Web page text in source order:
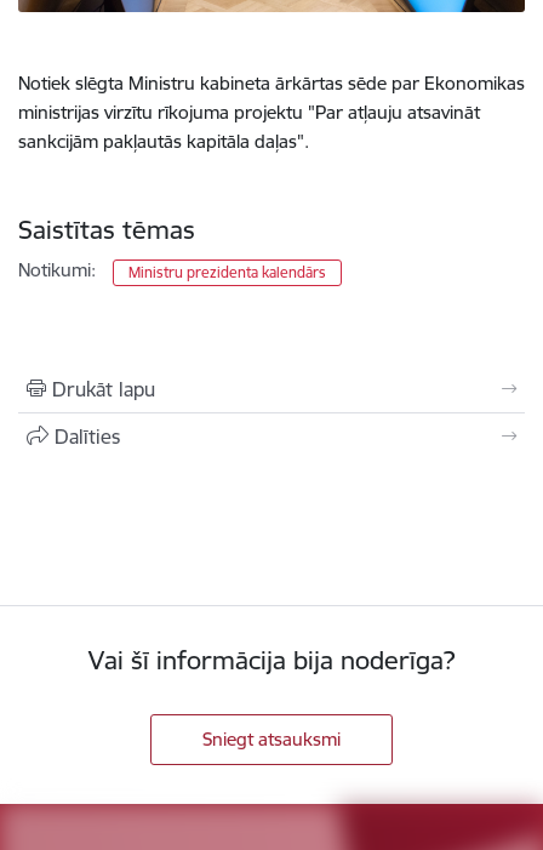
Notiek slēgta Ministru kabineta ārkārtas sēde par Ekonomikas
ministrijas virzītu rīkojuma projektu "Par atļauju atsavināt
sankcijām pakļautās kapitāla daļas".
Saistītas tēmas
Notikumi: Ministru prezidenta kalendārs
Drukāt lapu
Dalīties
Vai šī informācija bija noderīga?
Sniegt atsauksmi